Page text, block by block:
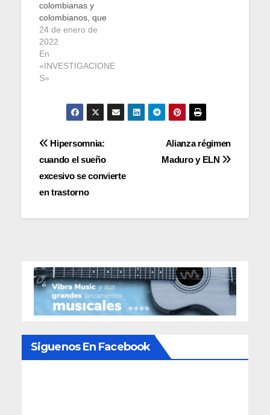
colombianas y
colombianos, que
ponen como
ejemplo los
“avances” ya
alcanzados en otros
países. Cuentan
reconocidas
defensoras del
micrófonos radiales
y televisivos, y
consideran que ya
tienen asegurada la
todas las formas de
24 de enero de
2022
En
«INVESTIGACIONE
S»
Navegación
de
entradas
Alianza régimen
Maduro y ELN
Hipersomnia:
cuando el sueño
excesivo se convierte
en trastorno
Siguenos En Facebook